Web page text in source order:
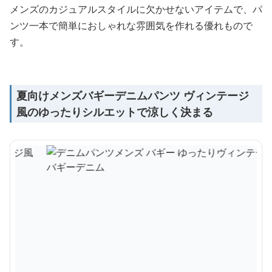
メンズのカジュアルスタイルに欠かせないアイテムで、パ
ンツ一本で簡単におしゃれな雰囲気を作れる優れもので
す。
夏向けメンズバギーデニムパンツ ヴィンテージ
風のゆったりシルエットで涼しく決まる